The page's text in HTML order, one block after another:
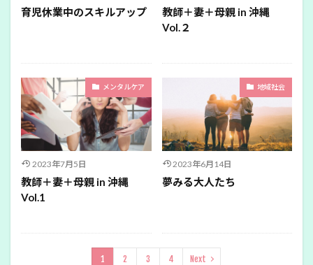
育児休業中のスキルアップ
教師＋妻＋母親 in 沖縄
Vol.２
メンタルケア
2023年7月5日
教師＋妻＋母親 in 沖縄
Vol.1
地域社会
2023年6月14日
夢みる大人たち
1 2 3 4 Next